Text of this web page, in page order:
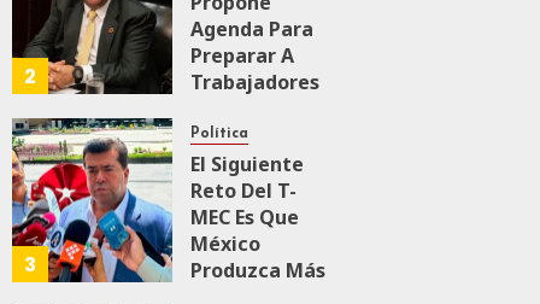
JULIO 28, 2026
0
106
2
Agenda Para
Preparar A
Trabajadores
Economía
JULIO 28, 2026
0
155
3
Política
El Siguiente
Reto Del T-
MEC Es Que
México
Produzca Más